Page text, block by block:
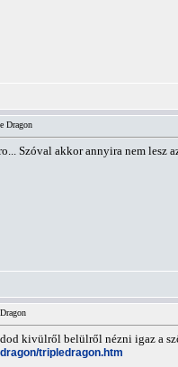
Dragon
Szóval akkor annyira nem lesz
kivülről belülről nézni igaz a
tripledragon.htm